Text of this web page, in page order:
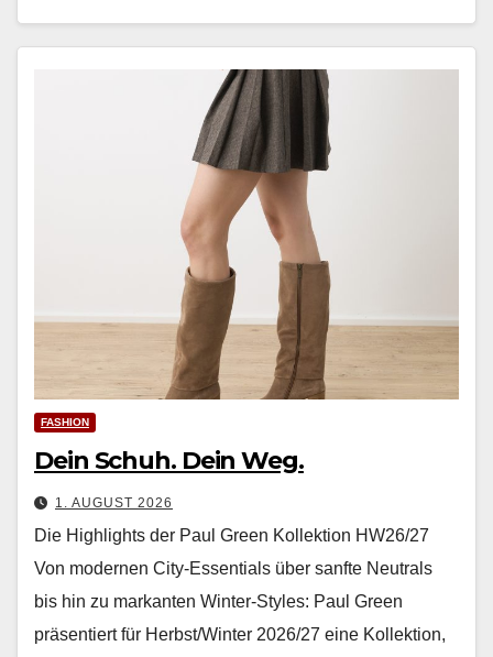
FASHION
Dein Schuh. Dein Weg.
1. AUGUST 2026
Die Highlights der Paul Green Kollektion HW26/27
Von mod­er­nen City-Essen­tials über san­fte Neu­trals
bis hin zu markan­ten Win­ter-Styles: Paul Green
präsen­tiert für Herbst/Winter 2026/27 eine Kollek­tion,